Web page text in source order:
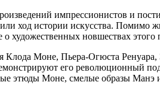
импрессионистов и
ход истории искусства. Помимо
художественных новшествах этого
Моне, Пьера-Огюста Ренуара,
его революционный
этюды Моне, смелые образы Манэ